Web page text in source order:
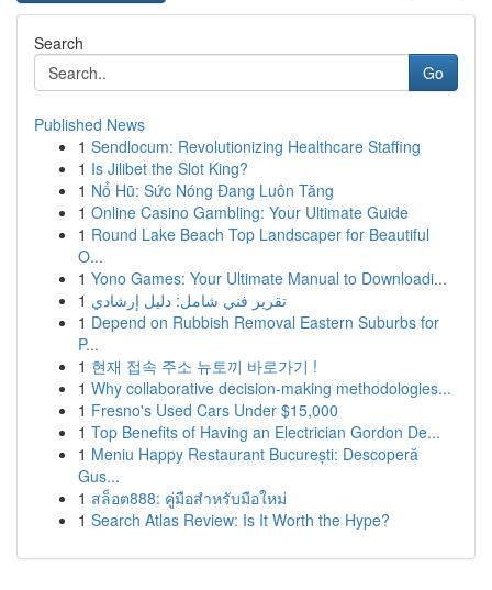
Search
Go
Published News
1 Sendlocum: Revolutionizing Healthcare Staffing
1 Is Jilibet the Slot King?
1 Nổ Hũ: Sức Nóng Đang Luôn Tăng
1 Online Casino Gambling: Your Ultimate Guide
1 Round Lake Beach Top Landscaper for Beautiful
O...
1 Yono Games: Your Ultimate Manual to Downloadi...
1 تقرير فني شامل: دليل إرشادي
1 Depend on Rubbish Removal Eastern Suburbs for
P...
1 현재 접속 주소 뉴토끼 바로가기 !
1 Why collaborative decision-making methodologies...
1 Fresno's Used Cars Under $15,000
1 Top Benefits of Having an Electrician Gordon De...
1 Meniu Happy Restaurant București: Descoperă
Gus...
1 สล็อต888: คู่มือสำหรับมือใหม่
1 Search Atlas Review: Is It Worth the Hype?